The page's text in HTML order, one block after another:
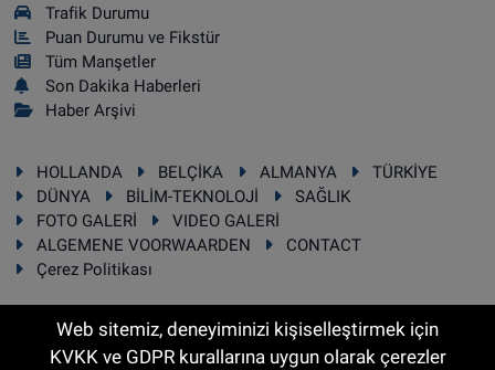
Trafik Durumu
Puan Durumu ve Fikstür
Tüm Manşetler
Son Dakika Haberleri
Haber Arşivi
HOLLANDA BELÇİKA ALMANYA
TÜRKİYE
DÜNYA
BİLİM-TEKNOLOJİ
SAĞLIK
FOTO GALERİ
VIDEO GALERİ
ALGEMENE VOORWAARDEN
CONTACT
Çerez Politikası
Web sitemiz, deneyiminizi kişiselleştirmek için
KVKK ve GDPR kurallarına uygun olarak çerezler